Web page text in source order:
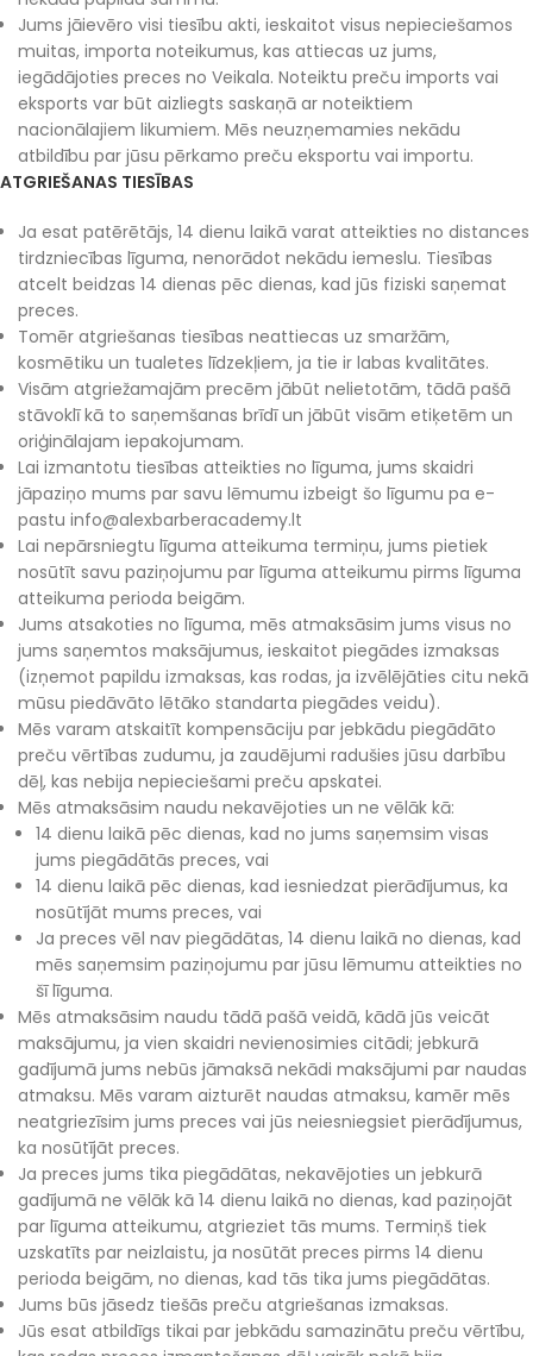
Jums jāievēro visi tiesību akti, ieskaitot visus nepieciešamos
muitas, importa noteikumus, kas attiecas uz jums,
iegādājoties preces no Veikala. Noteiktu preču imports vai
eksports var būt aizliegts saskaņā ar noteiktiem
nacionālajiem likumiem. Mēs neuzņemamies nekādu
atbildību par jūsu pērkamo preču eksportu vai importu.
ATGRIEŠANAS TIESĪBAS
Ja esat patērētājs, 14 dienu laikā varat atteikties no distances
tirdzniecības līguma, nenorādot nekādu iemeslu. Tiesības
atcelt beidzas 14 dienas pēc dienas, kad jūs fiziski saņemat
preces.
Tomēr atgriešanas tiesības neattiecas uz smaržām,
kosmētiku un tualetes līdzekļiem, ja tie ir labas kvalitātes.
Visām atgriežamajām precēm jābūt nelietotām, tādā pašā
stāvoklī kā to saņemšanas brīdī un jābūt visām etiķetēm un
oriģinālajam iepakojumam.
Lai izmantotu tiesības atteikties no līguma, jums skaidri
jāpaziņo mums par savu lēmumu izbeigt šo līgumu pa e-
pastu info@alexbarberacademy.lt
Lai nepārsniegtu līguma atteikuma termiņu, jums pietiek
nosūtīt savu paziņojumu par līguma atteikumu pirms līguma
atteikuma perioda beigām.
Jums atsakoties no līguma, mēs atmaksāsim jums visus no
jums saņemtos maksājumus, ieskaitot piegādes izmaksas
(izņemot papildu izmaksas, kas rodas, ja izvēlējāties citu nekā
mūsu piedāvāto lētāko standarta piegādes veidu).
Mēs varam atskaitīt kompensāciju par jebkādu piegādāto
preču vērtības zudumu, ja zaudējumi radušies jūsu darbību
dēļ, kas nebija nepieciešami preču apskatei.
Mēs atmaksāsim naudu nekavējoties un ne vēlāk kā:
14 dienu laikā pēc dienas, kad no jums saņemsim visas
jums piegādātās preces, vai
14 dienu laikā pēc dienas, kad iesniedzat pierādījumus, ka
nosūtījāt mums preces, vai
Ja preces vēl nav piegādātas, 14 dienu laikā no dienas, kad
mēs saņemsim paziņojumu par jūsu lēmumu atteikties no
šī līguma.
Mēs atmaksāsim naudu tādā pašā veidā, kādā jūs veicāt
maksājumu, ja vien skaidri nevienosimies citādi; jebkurā
gadījumā jums nebūs jāmaksā nekādi maksājumi par naudas
atmaksu. Mēs varam aizturēt naudas atmaksu, kamēr mēs
neatgriezīsim jums preces vai jūs neiesniegsiet pierādījumus,
ka nosūtījāt preces.
Ja preces jums tika piegādātas, nekavējoties un jebkurā
gadījumā ne vēlāk kā 14 dienu laikā no dienas, kad paziņojāt
par līguma atteikumu, atgrieziet tās mums. Termiņš tiek
uzskatīts par neizlaistu, ja nosūtāt preces pirms 14 dienu
perioda beigām, no dienas, kad tās tika jums piegādātas.
Jums būs jāsedz tiešās preču atgriešanas izmaksas.
Jūs esat atbildīgs tikai par jebkādu samazinātu preču vērtību,